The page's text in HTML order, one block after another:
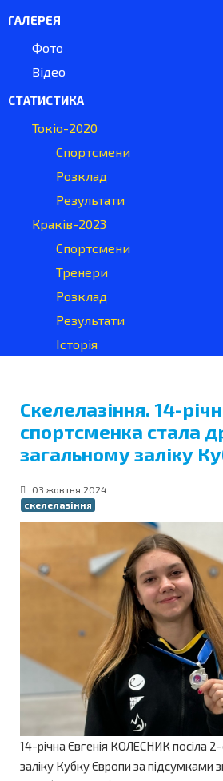
ГАЛЕРЕЯ
Фото
Відео
СТАТИСТИКА
Токіо-2020
Спортсмени
Розклад
Результати
Краків-2023
Спортсмени
Тренери
Розклад
Результати
Історія
Скелелазіння. 14-
спортсменка стала
загальному заліку
03 жовтня 2024
скелелазіння
14-річна Євгенія КОЛЕСНИК посіла
заліку Кубку Європи за підсумками